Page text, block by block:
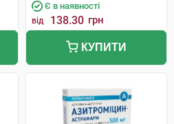
Є в наявності
від 138.30 грн
КУПИТИ